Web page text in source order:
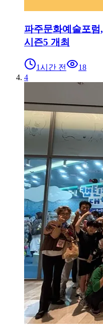
파주문화예술포
시즌5 개최
1시간 전
18
4